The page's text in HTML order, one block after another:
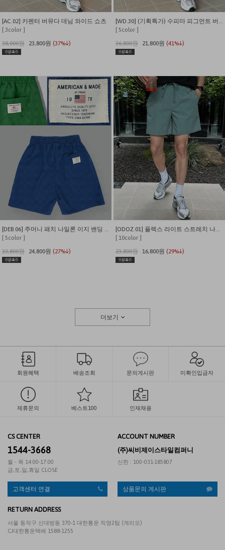
[AC.02] 카펜터 버뮤다 데님 와이드 쇼츠
[ 3color ]
38,000원
23,800원 (37%↓)
[WD.30] (기획특가) 수피마 피그먼트 버뮤다 와이드 쇼츠
[ 5color ]
36,800원
21,800원 (41%↓)
[DEB.06] 주머니 패치 나일론 이지 밴딩 반바지
[ 5color ]
33,800원
24,800원 (27%↓)
[ODOZ.01] 플렉스 라이트 스트레치 나일론 7인치 쇼츠
[ 10color ]
23,800원 16,800원 (29%↓)
더보기
회원혜택 배송조회 문의게시판 미확인입금자
제휴문의 베스트100 인재채용
CS CENTER
1544-3668
월 - 목 14:00-17:00
금,토,일,휴일 CLOSE
ACCOUNT NUMBER
(주)씨비제이스타일컴퍼니
신한 : 100-031-185807
고객센터 연결 상품문의 게시판
RETURN ADDRESS
서울 동작구 신대방동 370-1 대한통운 직영2팀 (게리오)
CJ대한통운택배 1588-1255